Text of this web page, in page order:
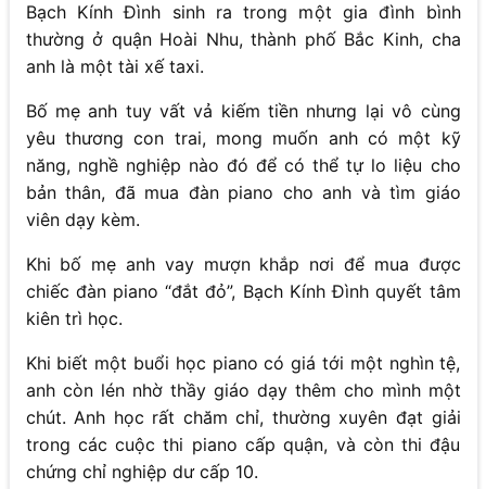
Bạch Kính Đình sinh ra trong một gia đình bình
thường ở quận Hoài Nhu, thành phố Bắc Kinh, cha
anh là một tài xế taxi.
Bố mẹ anh tuy vất vả kiếm tiền nhưng lại vô cùng
yêu thương con trai, mong muốn anh có một kỹ
năng, nghề nghiệp nào đó để có thể tự lo liệu cho
bản thân, đã mua đàn piano cho anh và tìm giáo
viên dạy kèm.
Khi bố mẹ anh vay mượn khắp nơi để mua được
chiếc đàn piano “đắt đỏ”, Bạch Kính Đình quyết tâm
kiên trì học.
Khi biết một buổi học piano có giá tới một nghìn tệ,
anh còn lén nhờ thầy giáo dạy thêm cho mình một
chút. Anh học rất chăm chỉ, thường xuyên đạt giải
trong các cuộc thi piano cấp quận, và còn thi đậu
chứng chỉ nghiệp dư cấp 10.